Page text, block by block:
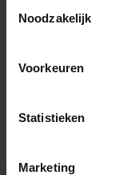
Noodzakelijk
Voorkeuren
Statistieken
Marketing